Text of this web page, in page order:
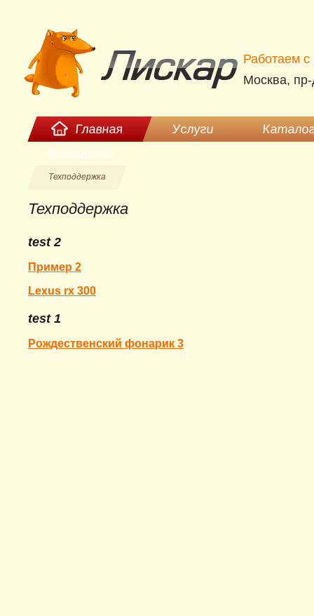
Работаем
Москва,
Главная Услуги
Контакты
Техподдержка
Техподдержка
test 2
Пример 2
Lexus rx 300
test 1
Рождественский фонарик 3